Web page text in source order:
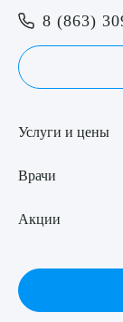
8 (863)
Услуги и цены
Врачи
Акции